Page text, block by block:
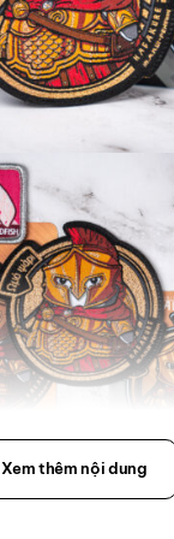
Xem thêm nội dung